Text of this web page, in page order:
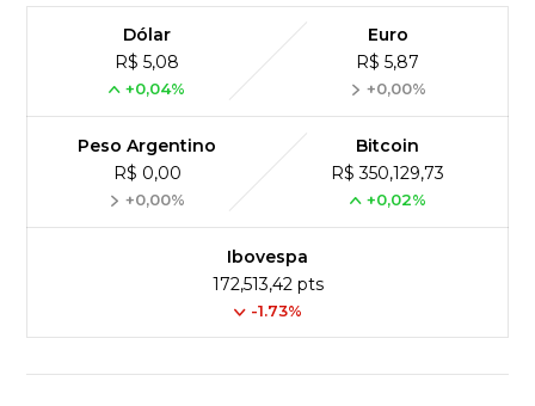
Dólar
R$ 5,08
+0,04%
Euro
R$ 5,87
+0,00%
Peso Argentino
R$ 0,00
+0,00%
Bitcoin
R$ 350,129,73
+0,02%
Ibovespa
172,513,42 pts
-1.73%